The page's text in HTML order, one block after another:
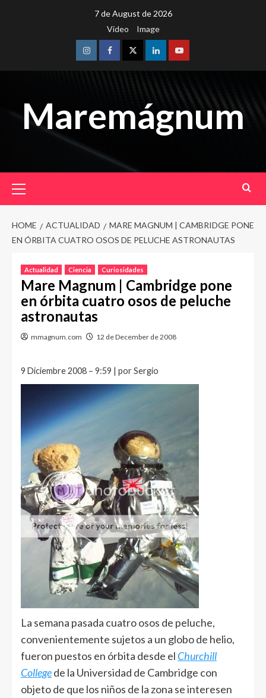
7 de August de 2026
Video
Image
InstagramFacebookTwitterLinkedinYoutube
Maremágnum
Menu
HOME ACTUALIDAD
MARE MAGNUM | CAMBRIDGE PONE
EN ÓRBITA CUATRO OSOS DE PELUCHE ASTRONAUTAS
Actualidad Ciencia Curiosidades
Mare Magnum | Cambridge pone
en órbita cuatro osos de peluche
astronautas
mmagnum.com 12 de December de 2008
9 Diciembre 2008 – 9:59 | por Sergio
La semana pasada cuatro osos de peluche,
convenientemente sujetos a un globo de helio,
fueron puestos en órbita desde el Churchill
Collegede la Universidad de Cambridge con
objeto de que los niños de la zona se interesen